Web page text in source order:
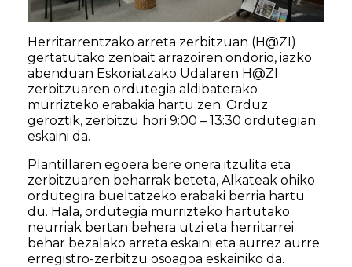
Herritarrentzako arreta zerbitzuan (H@ZI)
gertatutako zenbait arrazoiren ondorio, iazko
abenduan Eskoriatzako Udalaren H@ZI
zerbitzuaren ordutegia aldibaterako
murrizteko erabakia hartu zen. Orduz
geroztik, zerbitzu hori 9:00 – 13:30 ordutegian
eskaini da.
Plantillaren egoera bere onera itzulita eta
zerbitzuaren beharrak beteta, Alkateak ohiko
ordutegira bueltatzeko erabaki berria hartu
du. Hala, ordutegia murrizteko hartutako
neurriak bertan behera utzi eta herritarrei
behar bezalako arreta eskaini eta aurrez aurre
erregistro-zerbitzu osoagoa eskainiko da.